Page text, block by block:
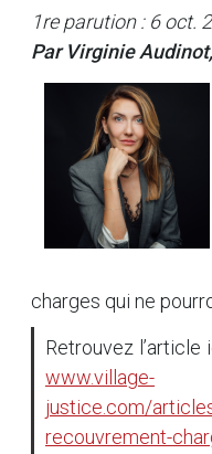
1re parution : 6 oct.
Par Virginie
charges qui ne
Retrouvez
www.village-
justice.com/
recouvrement-